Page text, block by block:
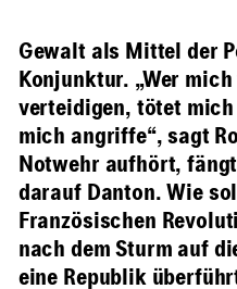
Gewalt als Mittel der
Konjunktur. „Wer
verteidigen, tötet
mich angriffe“, sagt
Notwehr aufhört,
darauf Danton. Wie
Französischen
nach dem Sturm auf
eine Republik